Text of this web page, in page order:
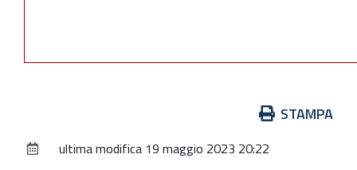
documento
STAMPA
ultima modifica 19 maggio 2023 20:22